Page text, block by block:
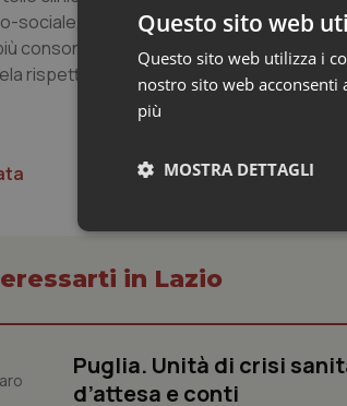
sociale, grazie anche all’attivazione
consona a garantire assistenza
rispetto a potenziali aggressioni.
in Lazio
Puglia. Unità di crisi
d’attesa e conti
Questo sito web
Questo sito web utilizza i
nostro sito web
più
MOSTRA DETTAGLI
Necessari